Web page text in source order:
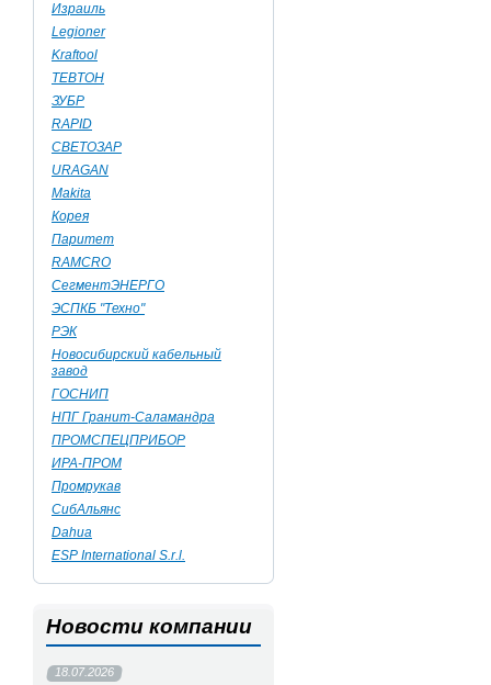
Израиль
Legioner
Kraftool
TEBTOH
ЗУБР
RAPID
СВЕТОЗАР
URAGAN
Makita
Корея
Паритет
RAMCRO
СегментЭНЕРГО
ЭСПКБ "Техно"
РЭК
Новосибирский кабельный
завод
ГОСНИП
НПГ Гранит-Саламандра
ПРОМСПЕЦПРИБОР
ИРА-ПРОМ
Промрукав
СибАльянс
Dahua
ESP International S.r.l.
Новости компании
18.07.2026